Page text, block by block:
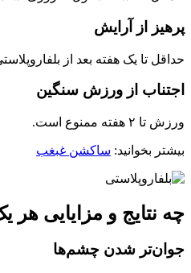
پرهیز از آرایش
حداقل تا یک هفته بعد از
اجتناب از ورزش سنگین
ورزش تا ۲ هفته ممنوع است.
بیشتر بخوانید: ساکشن غبغب
چه نتایج و مزایایی هر
جوان‌تر شدن چشم‌ها